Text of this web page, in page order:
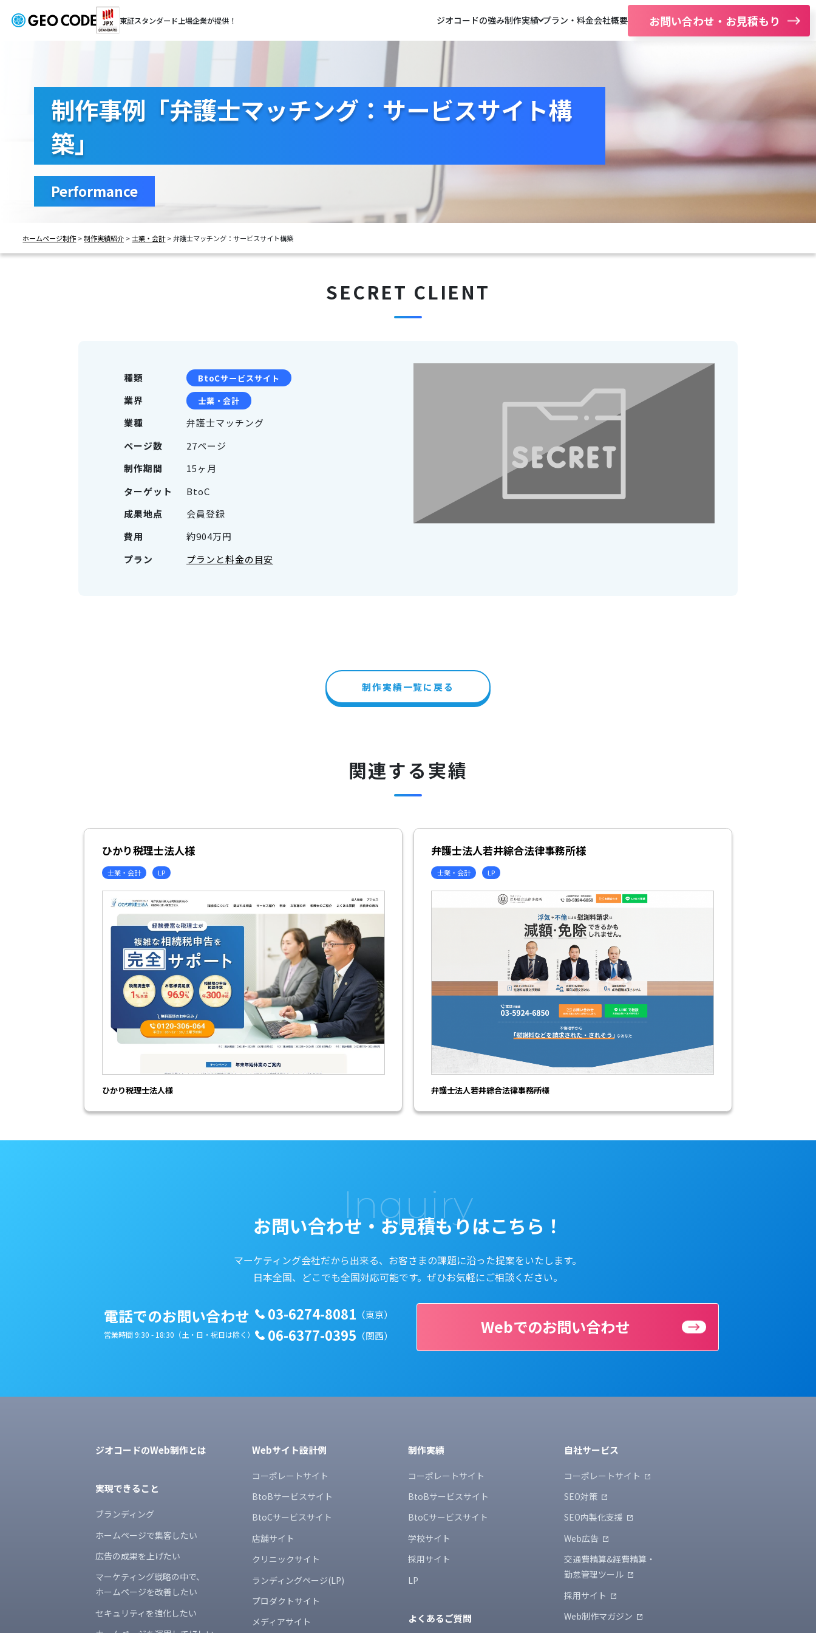
東証スタンダード上場企業が提供！ ジオコードの強み制作実績 プラン・料金会社概要 お問い合わせ・お見積もり
制作事例「弁護士マッチング：サービスサイト構
築」
Performance
ホームページ制作>制作実績紹介 >士業・会計>弁護士マッチング：サービスサイト構築
SECRET CLIENT
種類 BtoCサービスサイト
業界 士業・会計
業種
弁護士マッチング
ページ数
27ページ
制作期間
15ヶ月
ターゲット
BtoC
成果地点
会員登録
費用
約904万円
プラン
プランと料金の目安
制作実績一覧に戻る
関連する実績
ひかり税理士法人様
士業・会計 LP
ひかり税理士法人様
弁護士法人若井綜合法律事務所様
士業・会計 LP
弁護士法人若井綜合法律事務所様
Inquiry
お問い合わせ・ お見積もりはこちら！
マーケティング会社だから出来る、 お客さまの課題に沿った提案をいたします。
日本全国、どこでも全国対応可能です。 ぜひお気軽にご相談ください。
電話でのお問い合わせ
営業時間 9:30 - 18:30（土・日・祝日は除く）
03-6274-8081 （東京）
06-6377-0395 （関西） Webでのお問い合わせ
ジオコードのWeb制作とは
実現できること
ブランディング
ホームページで集客したい
広告の成果を上げたい
マーケティング戦略の中で、
ホームページを改善したい
セキュリティを強化したい
Webサイト設計例
コーポレートサイト
BtoBサービスサイト
BtoCサービスサイト
店舗サイト
クリニックサイト
ランディングページ(LP)
プロダクトサイト
メディアサイト
制作実績
コーポレートサイト
BtoBサービスサイト
BtoCサービスサイト
学校サイト
採用サイト
LP
よくあるご質問
自社サービス
コーポレートサイト
SEO対策
SEO内製化支援
Web広告
交通費精算&経費精算・
勤怠管理ツール
採用サイト
Web制作マガジン